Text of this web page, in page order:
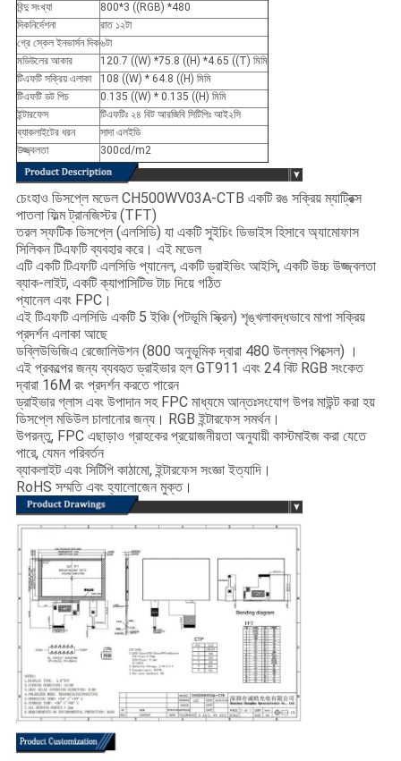
বিন্দু সংখ্যা
800*3 ((RGB) *480
দিকনির্দেশনা
রাত ১২টা
গ্রে স্কেল ইনভার্সন দিক৬টা
মডিউলের আকার
120.7 ((W) *75.8 ((H) *4.65 ((T) মিমি
টিএফটি সক্রিয় এলাকা
108 ((W) * 64.8 ((H) মিমি
টিএফটি ডট পিচ
0.135 ((W) * 0.135 ((H) মিমি
ইন্টারফেস
টিএফটিঃ ২৪ বিট আরজিবি সিটিপিঃ আই২সি
ব্যাকলাইটের ধরন
সাদা এলইডি
উজ্জ্বলতা
300cd/m2
চেংহাও ডিসপ্লে মডেল CH500WV03A-CTB একটি রঙ সক্রিয় ম্যাট্রিক্স
পাতলা ফিল্ম ট্রানজিস্টর (TFT)
তরল স্ফটিক ডিসপ্লে (এলসিডি) যা একটি সুইচিং ডিভাইস হিসাবে অ্যামোফাস
সিলিকন টিএফটি ব্যবহার করে। এই মডেল
এটি একটি টিএফটি এলসিডি প্যানেল, একটি ড্রাইভিং আইসি, একটি উচ্চ উজ্জ্বলতা
ব্যাক-লাইট, একটি ক্যাপাসিটিভ টাচ দিয়ে গঠিত
প্যানেল এবং FPC।
এই টিএফটি এলসিডি একটি 5 ইঞ্চি (পটভূমি স্ক্রিন) শৃঙ্খলাবদ্ধভাবে মাপা সক্রিয়
প্রদর্শন এলাকা আছে
ডব্লিউভিজিএ রেজোলিউশন (800 অনুভূমিক দ্বারা 480 উল্লম্ব পিক্সেল) ।
এই প্রকল্পের জন্য ব্যবহৃত ড্রাইভার হল GT911 এবং 24 বিট RGB সংকেত
দ্বারা 16M রং প্রদর্শন করতে পারেন
ড্রাইভার গ্লাস এবং উপাদান সহ FPC মাধ্যমে আন্তঃসংযোগ উপর মাউন্ট করা হয়
ডিসপ্লে মডিউল চালানোর জন্য। RGB ইন্টারফেস সমর্থন।
উপরন্তু, FPC এছাড়াও গ্রাহকের প্রয়োজনীয়তা অনুযায়ী কাস্টমাইজ করা যেতে
পারে, যেমন পরিবর্তন
ব্যাকলাইট এবং সিটিপি কাঠামো, ইন্টারফেস সংজ্ঞা ইত্যাদি।
RoHS সম্মতি এবং হ্যালোজেন মুক্ত।